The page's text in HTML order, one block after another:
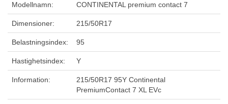
Modellnamn: CONTINENTAL premium contact 7
Dimensioner: 215/50R17
Belastningsindex: 95
Hastighetsindex: Y
Information:
215/50R17 95Y Continental
PremiumContact 7 XL EVc